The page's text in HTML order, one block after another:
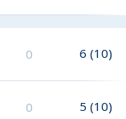
0 6 (10)
0 5 (10)